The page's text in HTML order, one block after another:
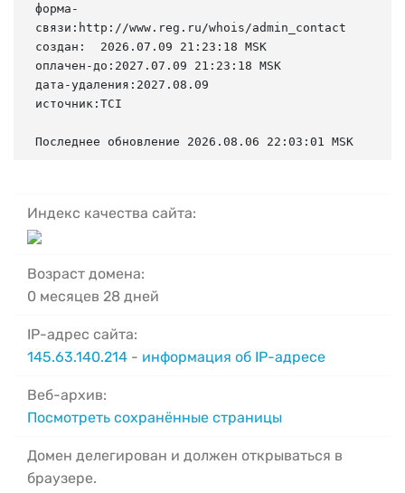
форма-
связи:http://www.reg.ru/whois/admin_contact
создан:  2026.07.09 21:23:18 MSK
оплачен-до:2027.07.09 21:23:18 MSK
дата-удаления:2027.08.09
источник:TCI
Последнее обновление 2026.08.06 22:03:01 MSK
Индекс качества сайта:
Возраст домена:
0 месяцев 28 дней
IP-адрес сайта:
145.63.140.214 - информация об IP-адресе
Веб-архив:
Посмотреть сохранённые страницы
Домен делегирован и должен открываться в
браузере.